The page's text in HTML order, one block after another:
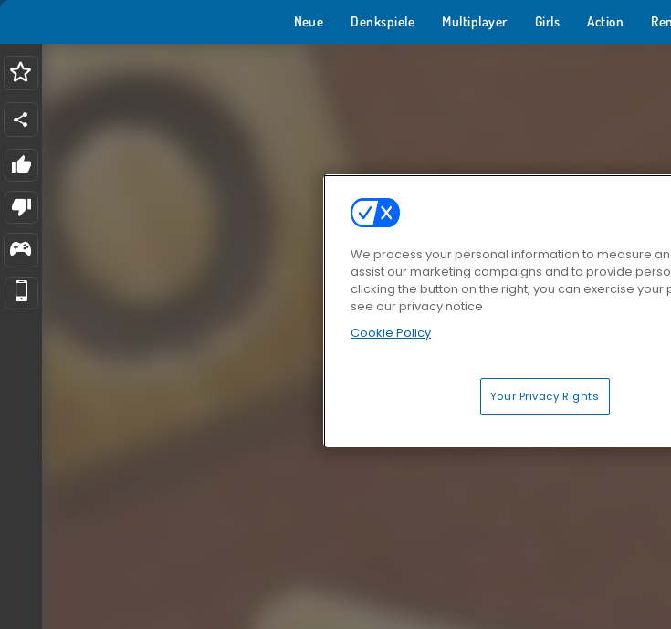
Neue Denkspiele Multiplayer Girls Action
We process your personal information to measure
assist our marketing campaigns and to provide
clicking the button on the right, you can exercise
see our privacy notice
Cookie Policy
Your Privacy Rights